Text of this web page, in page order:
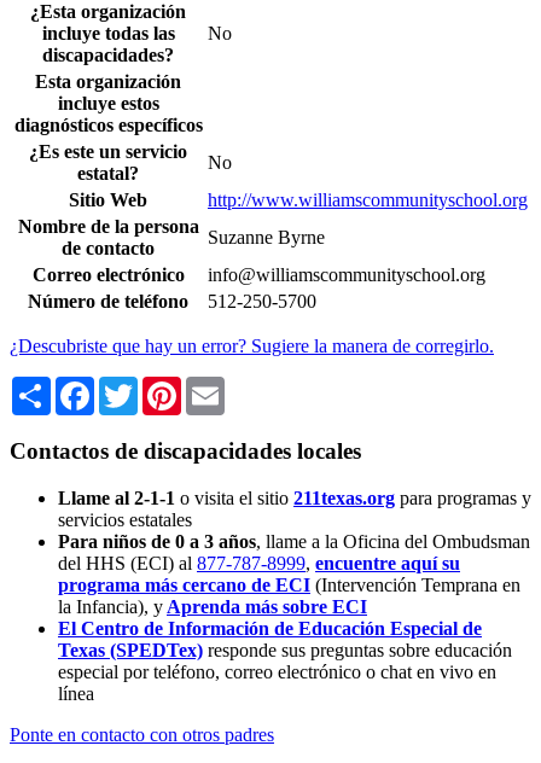
¿Esta organización
incluye todas las
discapacidades?
No
Esta organización
incluye estos
diagnósticos específicos
¿Es este un servicio
estatal?
No
Sitio Web
http://www.williamscommunityschool.org
Nombre de la persona
de contacto
Suzanne Byrne
Correo electrónico
info@williamscommunityschool.org
Número de teléfono
512-250-5700
¿Descubriste que hay un error? Sugiere la manera de corregirlo.
Share Facebook
TwitterPinterest
Contactos de discapacidades locales
Llame al 2-1-1 o visita el sitio 211texas.org para programas y
servicios estatales
Para niños de 0 a 3 años, llame a la Oficina del Ombudsman
del HHS (ECI) al 877-787-8999, encuentre aquí su
programa más cercano de ECI (Intervención Temprana en
la Infancia), y Aprenda más sobre ECI
El Centro de Información de Educación Especial de
Texas (SPEDTex) responde sus preguntas sobre educación
especial por teléfono, correo electrónico o chat en vivo en
línea
Ponte en contacto con otros padres